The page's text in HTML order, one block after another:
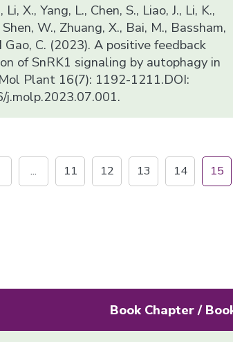
Li, X., Yang, L., Chen, S., Liao, J., Li, K.,
Shen, W., Zhuang, X., Bai, M., Bassham,
Gao, C. (2023). A positive feedback
of SnRK1 signaling by autophagy in
Plant 16(7): 1192-1211.DOI:
j.molp.2023.07.001.
... 11 12 13 14 15
Book Chapter /